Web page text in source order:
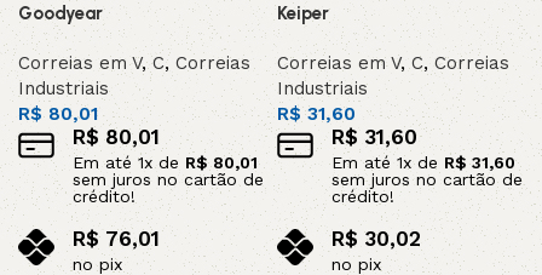
Goodyear
Correias em V,C, Correias
Industriais
R$80,01
R$ 80,01
Em até 1x de R$80,01
sem juros no cartão de
crédito!
R$76,01
no pix
Keiper
Correias em V,C, Correias
Industriais
R$31,60
R$ 31,60
Em até 1x de R$31,60
sem juros no cartão de
crédito!
R$ 30,02
no pix